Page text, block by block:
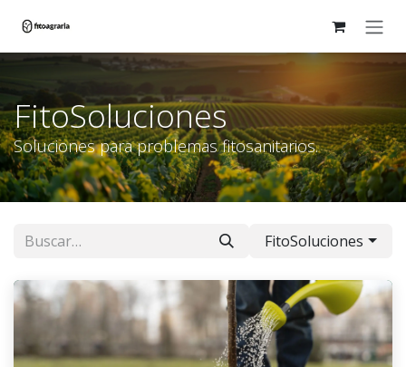
FitoSoluciones
Soluciones para problemas fitosanitarios.
FitoSoluciones